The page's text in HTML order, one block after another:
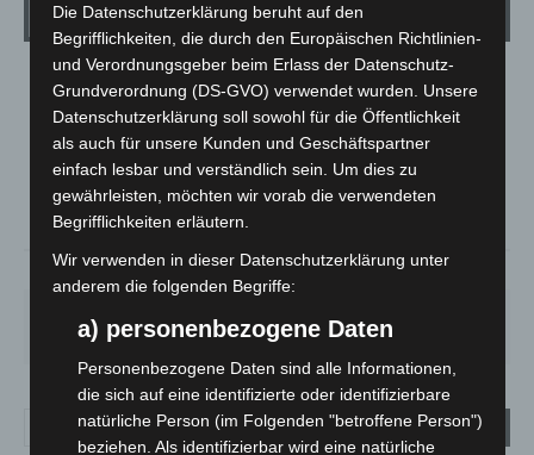
Wetter
LANGENHAGEN
Ein Paar Wolken
14.8°C 16.1 °
14°
73% 2.2m/s 17%
25° 26° 31° 35°
Die Datenschutzerklärung beruht auf den
Begrifflichkeiten, die durch den Europäischen Richtlinien-
und Verordnungsgeber beim Erlass der Datenschutz-
Grundverordnung (DS-GVO) verwendet wurden. Unsere
Datenschutzerklärung soll sowohl für die Öffentlichkeit
als auch für unsere Kunden und Geschäftspartner
einfach lesbar und verständlich sein. Um dies zu
gewährleisten, möchten wir vorab die verwendeten
Begrifflichkeiten erläutern.
Wir verwenden in dieser Datenschutzerklärung unter
anderem die folgenden Begriffe:
a) personenbezogene Daten
Personenbezogene Daten sind alle Informationen,
die sich auf eine identifizierte oder identifizierbare
natürliche Person (im Folgenden "betroffene Person")
beziehen. Als identifizierbar wird eine natürliche